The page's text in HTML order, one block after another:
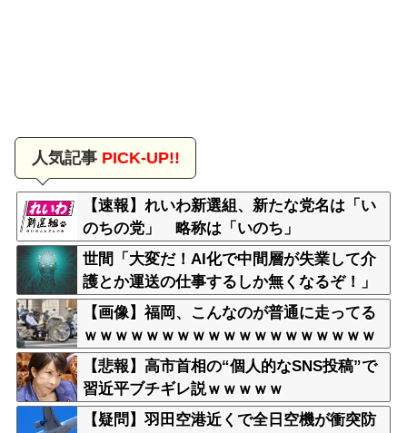
人気記事PICK-UP!!
【速報】れいわ新選組、新たな党名は「い
のちの党」 略称は「いのち」
世間「大変だ！AI化で中間層が失業して介
護とか運送の仕事するしか無くなるぞ！」
←うん…うん？
【画像】福岡、こんなのが普通に走ってる
ｗｗｗｗｗｗｗｗｗｗｗｗｗｗｗｗｗｗｗ
ｗｗｗｗｗｗｗｗｗｗｗｗｗｗｗｗｗｗｗ
ｗｗ
【悲報】高市首相の“個人的なSNS投稿”で
習近平ブチギレ説ｗｗｗｗｗ
【疑問】羽田空港近くで全日空機が衝突防